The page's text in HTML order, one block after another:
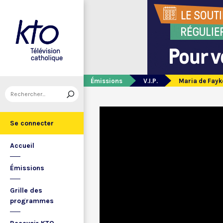
Se connecter
Accueil
Émissions
Grille des
programmes
Émissions V.I.P. Maria de